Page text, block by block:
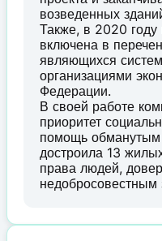
возведенных
Также, в 2020
включена в
являющихся
организациями
Федерации.
В своей работе
приоритет
помощь
достроила 13
права людей,
недобросовестным